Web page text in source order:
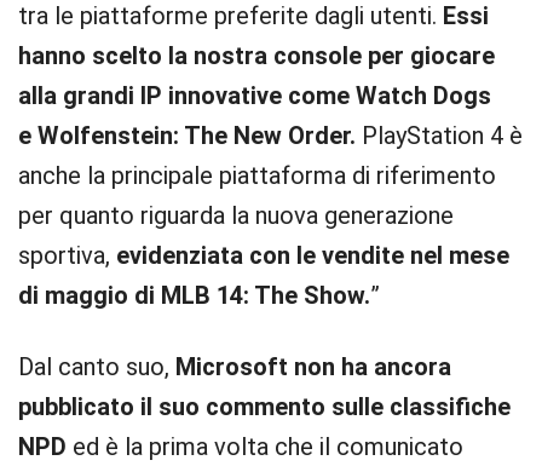
tra le piattaforme preferite dagli utenti. Essi
hanno scelto la nostra console per giocare
alla grandi IP innovative come Watch Dogs
e Wolfenstein: The New Order. PlayStation 4 è
anche la principale piattaforma di riferimento
per quanto riguarda la nuova generazione
sportiva, evidenziata con le vendite nel mese
di maggio di MLB 14: The Show.”
Dal canto suo, Microsoft non ha ancora
pubblicato il suo commento sulle classifiche
NPD ed è la prima volta che il comunicato